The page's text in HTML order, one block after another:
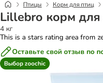
Птицы Корм для птиц
Lillebro корм
4 кг
This is a stars rating area from
Оставьте свой отзыв по
Выбор zoochic